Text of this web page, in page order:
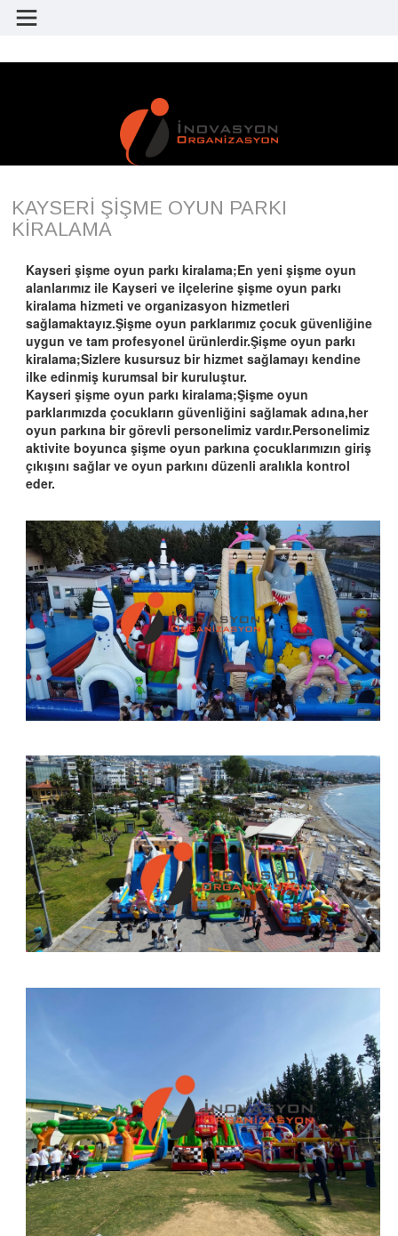
KAYSERİ ŞİŞME OYUN PARKI
KİRALAMA
Kayseri şişme oyun parkı kiralama;En yeni şişme oyun
alanlarımız ile Kayseri ve ilçelerine şişme oyun parkı
kiralama hizmeti ve organizasyon hizmetleri
sağlamaktayız.Şişme oyun parklarımız çocuk güvenliğine
uygun ve tam profesyonel ürünlerdir.Şişme oyun parkı
kiralama;Sizlere kusursuz bir hizmet sağlamayı kendine
ilke edinmiş kurumsal bir kuruluştur.
Kayseri şişme oyun parkı kiralama;Şişme oyun
parklarımızda çocukların güvenliğini sağlamak adına,her
oyun parkına bir görevli personelimiz vardır.Personelimiz
aktivite boyunca şişme oyun parkına çocuklarımızın giriş
çıkışını sağlar ve oyun parkını düzenli aralıkla kontrol
eder.